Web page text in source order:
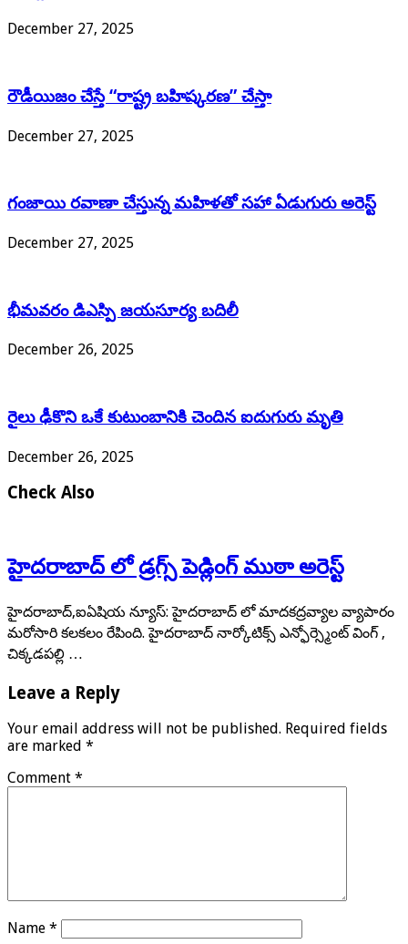
December 27, 2025
రౌడీయిజం చేస్తే “రాష్ట్ర బహిష్కరణ” చేస్తా
December 27, 2025
గంజాయి రవాణా చేస్తున్న మహిళతో సహా ఏడుగురు అరెస్ట్
December 27, 2025
భీమవరం డిఎస్పి జయసూర్య బదిలీ
December 26, 2025
రైలు ఢీకొని ఒకే కుటుంబానికి చెందిన ఐదుగురు మృతి
December 26, 2025
Check Also
హైదరాబాద్ లో డ్రగ్స్ పెడ్లింగ్ ముఠా అరెస్ట్
హైదరాబాద్,ఐఏషియ న్యూస్: హైదరాబాద్ లో మాదకద్రవ్యాల వ్యాపారం
మరోసారి కలకలం రేపింది. హైదరాబాద్ నార్కోటిక్స్ ఎన్ఫోర్స్మెంట్ వింగ్ ,
చిక్కడపల్లి …
Leave a Reply
Your email address will not be published. Required fields
are marked *
Comment *
Name *